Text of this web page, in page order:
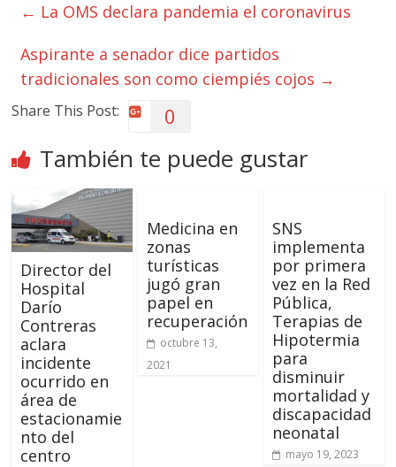
← La OMS declara pandemia el coronavirus
Aspirante a senador dice partidos
tradicionales son como ciempiés cojos →
Share This Post: 0
También te puede gustar
Director del
Hospital
Darío
Contreras
aclara
incidente
ocurrido en
área de
estacionamie
nto del
centro
Medicina en
zonas
turísticas
jugó gran
papel en
recuperación
octubre 13,
2021
SNS
implementa
por primera
vez en la Red
Pública,
Terapias de
Hipotermia
para
disminuir
mortalidad y
discapacidad
neonatal
mayo 19, 2023